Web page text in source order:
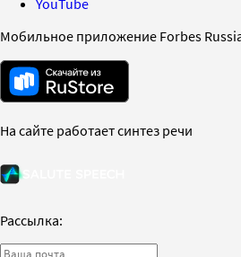
Мобильное приложение Forbes
На сайте работает синтез речи
Рассылка: